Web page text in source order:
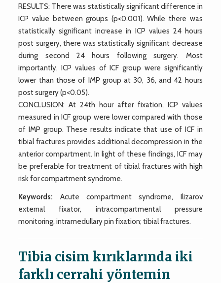
RESULTS: There was statistically significant difference in
ICP value between groups (p<0.001). While there was
statistically significant increase in ICP values 24 hours
post surgery, there was statistically significant decrease
during second 24 hours following surgery. Most
importantly, ICP values of ICF group were significantly
lower than those of IMP group at 30, 36, and 42 hours
post surgery (p<0.05).
CONCLUSION: At 24th hour after fixation, ICP values
measured in ICF group were lower compared with those
of IMP group. These results indicate that use of ICF in
tibial fractures provides additional decompression in the
anterior compartment. In light of these findings, ICF may
be preferable for treatment of tibial fractures with high
risk for compartment syndrome.
Keywords: Acute compartment syndrome, Ilizarov
external fixator, intracompartmental pressure
monitoring, intramedullary pin fixation; tibial fractures.
Tibia cisim kırıklarında iki
farklı cerrahi yöntemin